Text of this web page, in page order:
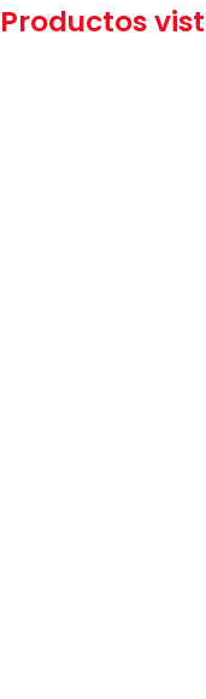
Productos